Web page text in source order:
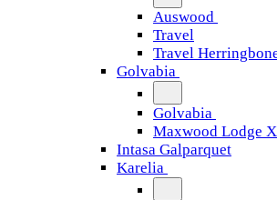
Auswood
Travel
Travel
Golvabia
Golvabia
Maxwood Lodge
Intasa Galparquet
Karelia